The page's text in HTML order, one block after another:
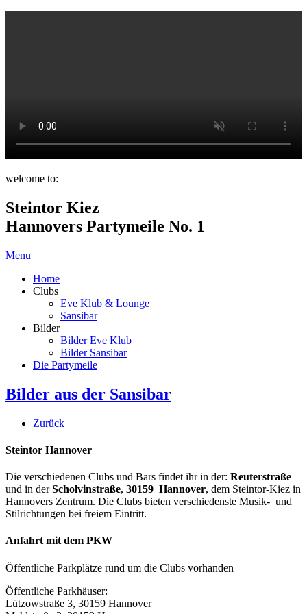
welcome to:
Steintor Kiez
Hannovers Partymeile No. 1
Menu
Home
Clubs
Eve Klub & Lounge
Sansibar
Bilder
Bilder Eve Klub
Bilder Sansibar
Die Partymeile
Bilder aus der Sansibar
Zurück
Steintor Hannover
Die verschiedenen Clubs und Bars findet ihr in der: Reuterstraße
und in derScholvinstraße, 30159 Hannover, dem Steintor-Kiez in
Hannovers Zentrum. Die Clubs bieten verschiedenste Musik- und
Stilrichtungen bei freiem Eintritt.
Anfahrt mit dem PKW
Öffentliche Parkplätze rund um die Clubs vorhanden
Öffentliche Parkhäuser:
Lützowstraße 3, 30159 Hannover